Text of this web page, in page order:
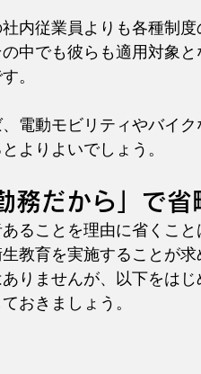
内従業員よりも各種制
中でも彼らも適用対象
。
電動モビリティやバイク
よりよいでしょう。
務だから」で省
ることを理由に省くこ
教育を実施することが
りませんが、以下をは
おきましょう。